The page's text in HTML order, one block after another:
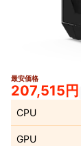
最安価格
207,515円
CPU
GPU